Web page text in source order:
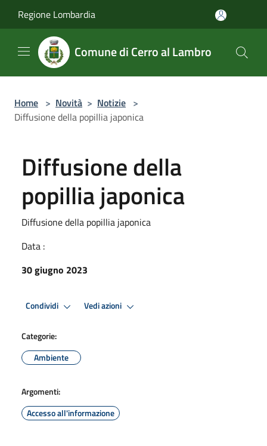
Regione Lombardia
Comune di Cerro al Lambro
Home > Novità > Notizie >
Diffusione della popillia japonica
Diffusione della
popillia japonica
Diffusione della popillia japonica
Data :
30 giugno 2023
Condividi Vedi azioni
Categorie:
Ambiente
Argomenti:
Accesso all'informazione